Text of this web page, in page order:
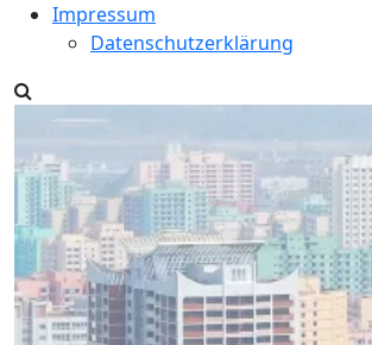
Impressum
Datenschutzerklärung